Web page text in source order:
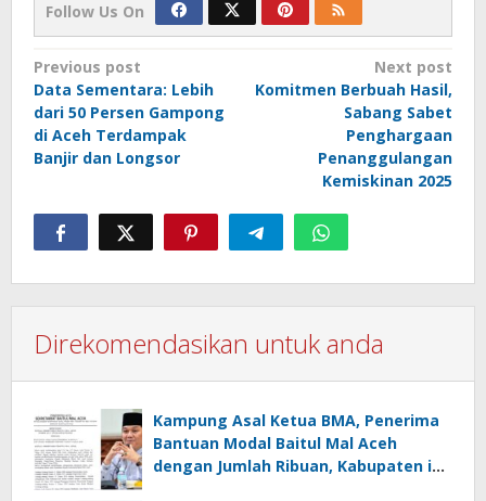
Follow Us On
Post
navigation
Previous post
Data Sementara: Lebih
dari 50 Persen Gampong
di Aceh Terdampak
Banjir dan Longsor
Next post
Komitmen Berbuah Hasil,
Sabang Sabet
Penghargaan
Penanggulangan
Kemiskinan 2025
Direkomendasikan untuk anda
Kampung Asal Ketua BMA, Penerima
Bantuan Modal Baitul Mal Aceh
dengan Jumlah Ribuan, Kabupaten ini